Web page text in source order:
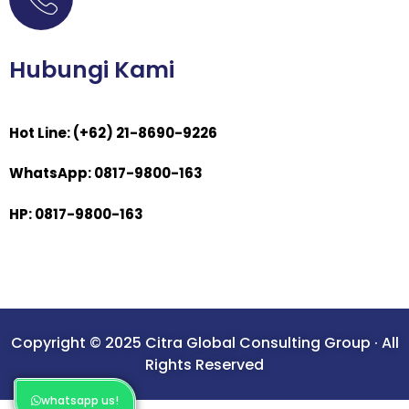
whatsapp us!
Hubungi Kami
Hot Line: (+62) 21-8690-9226
WhatsApp: 0817-9800-163
HP: 0817-9800-163
Copyright © 2025 Citra Global Consulting Group · All
Rights Reserved